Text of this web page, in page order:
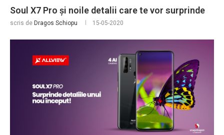
Soul X7 Pro și noile detalii care te vor surprinde
scris de Dragos Schiopu 15-05-2020